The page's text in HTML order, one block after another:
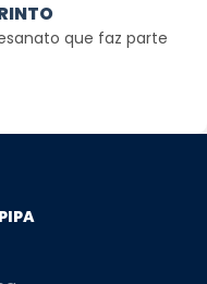
que faz parte